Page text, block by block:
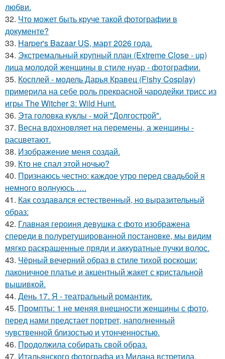
любви.
32. Что может быть круче такой фотографии в
документе?
33. Harper's Bazaar US, март 2026 года.
34. Экстремальный крупный план (Extreme Close - up)
лица молодой женщины в стиле нуар - фотографии.
35. Косплей - модель Дарья Кравец (Fishy Cosplay)
примерила на себе роль прекрасной чародейки трисс из
игры The Witcher 3: Wild Hunt.
36. Эта головка куклы - мой "Долгострой".
37. Весна вдохновляет на перемены, а женщины -
расцветают.
38. Изображение меня создай.
39. Кто не спал этой ночью?
40. Признаюсь честно: каждое утро перед свадьбой я
немного волнуюсь ….
41. Как создавался естественный, но выразительный
образ:
42. Главная героиня девушка с фото изображена
спереди в полуретушированной постановке, мы видим
мягко раскрашенные пряди и аккуратные пучки волос.
43. Чёрный вечерний образ в стиле тихой роскоши:
лаконичное платье и акцентный жакет с кристальной
вышивкой.
44. День 17. Я - театральный романтик.
45. Промпты: 1 не меняя внешности женщины с фото,
перед нами предстает портрет, наполненный
чувственной близостью и утонченностью.
46. Продолжила собирать свой образ.
47. Итальянского фотографа из Милана встретила.